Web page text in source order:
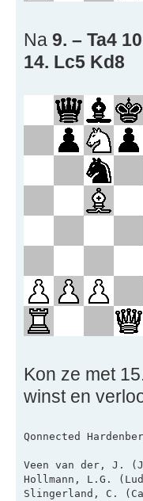
Na 9. – Ta4
14. Lc5 Kd8
Kon ze met
winst en
Qonnected